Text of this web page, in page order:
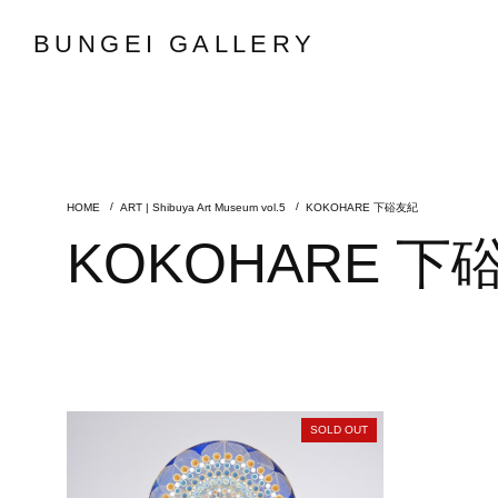
BUNGEI GALLERY
ART | Shibuya Art Museum vol.5 KOKOHARE 下硲友紀
KOKOHARE 下
SOLD OUT